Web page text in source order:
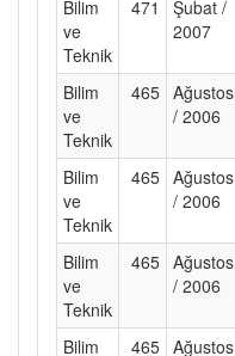
Bilim
ve
Teknik
471
Şubat /
2007
Bilim
ve
Teknik
465 Ağustos
/ 2006
Bilim
ve
Teknik
465 Ağustos
/ 2006
Bilim
ve
Teknik
465 Ağustos
/ 2006
Bilim 465 Ağustos